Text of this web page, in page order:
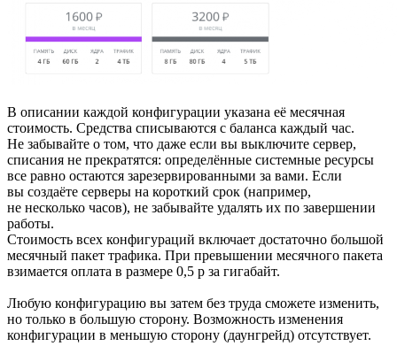
В описании каждой конфигурации указана её месячная
стоимость. Средства списываются с баланса каждый час.
Не забывайте о том, что даже если вы выключите сервер,
списания не прекратятся: определённые системные ресурсы
все равно остаются зарезервированными за вами. Если
вы создаёте серверы на короткий срок (например,
не несколько часов), не забывайте удалять их по завершении
работы.
Стоимость всех конфигураций включает достаточно большой
месячный пакет трафика. При превышении месячного пакета
взимается оплата в размере 0,5 р за гигабайт.
Любую конфигурацию вы затем без труда сможете изменить,
но только в большую сторону. Возможность изменения
конфигурации в меньшую сторону (даунгрейд) отсутствует.